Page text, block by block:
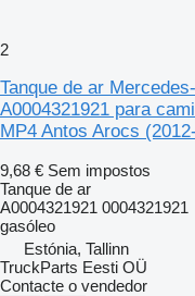
2
Tanque de ar
A0004321921 para
MP4 Antos Arocs
9,68 € Sem impostos
Tanque de ar
A0004321921 0004321921
gasóleo
Estónia, Tallinn
TruckParts Eesti OÜ
Contacte o vendedor